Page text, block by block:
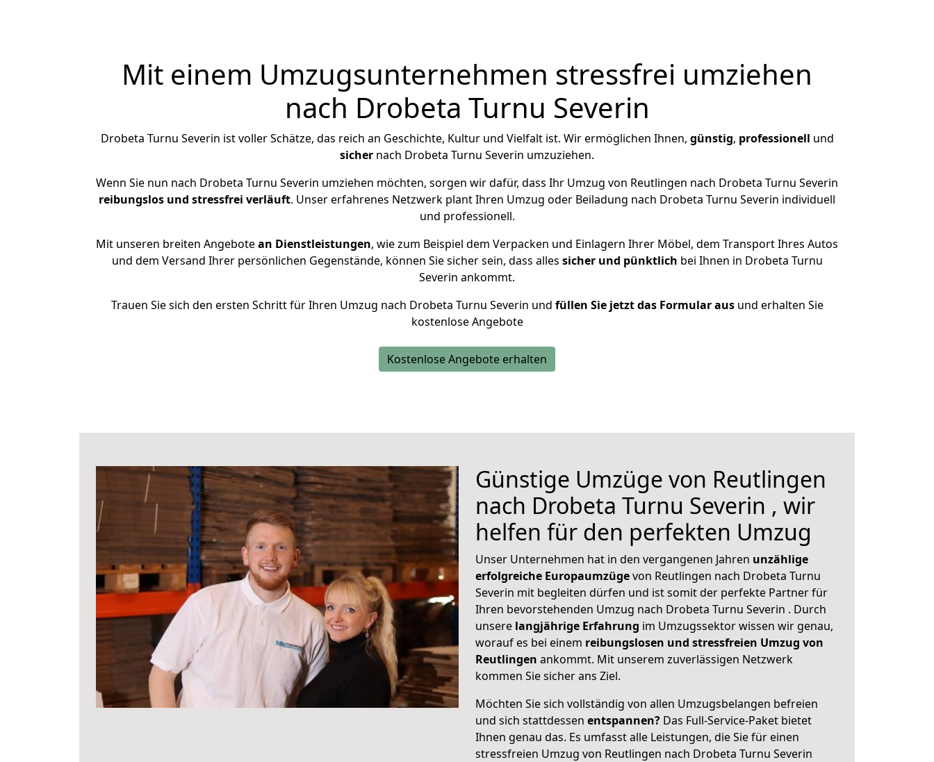
Mit einem Umzugsunternehmen stressfrei umziehen
nach Drobeta Turnu Severin
Drobeta Turnu Severin ist voller Schätze, das reich an Geschichte, Kultur und Vielfalt ist. Wir ermöglichen Ihnen, günstig, professionell und
sicher nach Drobeta Turnu Severin umzuziehen.
Wenn Sie nun nach Drobeta Turnu Severin umziehen möchten, sorgen wir dafür, dass Ihr Umzug von Reutlingen nach Drobeta Turnu Severin
reibungslos und stressfrei verläuft. Unser erfahrenes Netzwerk plant Ihren Umzug oder Beiladung nach Drobeta Turnu Severin individuell
und professionell.
Mit unseren breiten Angebotean Dienstleistungen, wie zum Beispiel dem Verpacken und Einlagern Ihrer Möbel, dem Transport Ihres Autos
und dem Versand Ihrer persönlichen Gegenstände, können Sie sicher sein, dass alles sicher und pünktlich bei Ihnen in Drobeta Turnu
Severin ankommt.
Trauen Sie sich den ersten Schritt für Ihren Umzug nach Drobeta Turnu Severin und füllen Sie jetzt das Formular ausund erhalten Sie
kostenlose Angebote
Kostenlose Angebote erhalten
Günstige Umzüge von Reutlingen
nach Drobeta Turnu Severin , wir
helfen für den perfekten Umzug
Unser Unternehmen hat in den vergangenen Jahren unzählige
erfolgreiche Europaumzügevon Reutlingen nach Drobeta Turnu
Severin mit begleiten dürfen und ist somit der perfekte Partner für
Ihren bevorstehenden Umzug nach Drobeta Turnu Severin . Durch
unsere langjährige Erfahrung im Umzugssektor wissen wir genau,
worauf es bei einem reibungslosen und stressfreien Umzug von
Reutlingen ankommt. Mit unserem zuverlässigen Netzwerk
kommen Sie sicher ans Ziel.
Möchten Sie sich vollständig von allen Umzugsbelangen befreien
und sich stattdessen entspannen? Das Full-Service-Paket bietet
Ihnen genau das. Es umfasst alle Leistungen, die Sie für einen
stressfreien Umzug von Reutlingen nach Drobeta Turnu Severin